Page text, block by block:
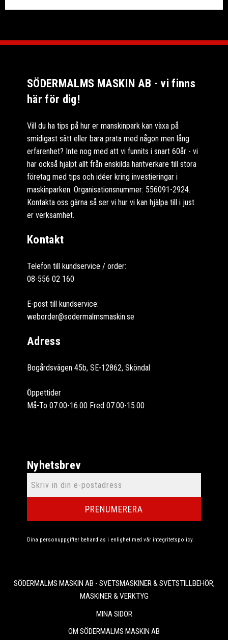
SÖDERMALMS MASKIN AB - vi finns
här för dig!
Vill du ha tips på hur er manskinpark kan växa på
smidigast sätt eller bara prata med någon men lång
erfarenhet? Inte nog med att vi funnits i snart 60år - vi
har också hjälpt allt från enskilda hantverkare till stora
företag med tips och idéer kring investieringar i
maskinparken. Organisationsnummer: 556091-2924.
Kontakta oss gärna så ser vi hur vi kan hjälpa till i just
er verksamhet.
Kontakt
Telefon till kundservice / order:
08-556 02 160
E-post till kundservice:
weborder@sodermalmsmaskin.se
Adress
Bogårdsvägen 45b, SE-12862, Sköndal
Öppettider
Må-To 07.00-16.00 Fred 07.00-15.00
Nyhetsbrev
PRENUMERERA
Dina personuppgifter behandlas i enlighet med vår integritetspolicy.
SÖDERMALMS MASKIN AB - SVETSMASKINER & SVETSTILLBEHÖR,
MASKINER & VERKTYG
MINA SIDOR
OM SÖDERMALMS MASKIN AB